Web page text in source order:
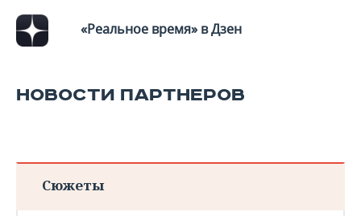
«Реальное время» в Дзен
НОВОСТИ ПАРТНЕРОВ
Сюжеты